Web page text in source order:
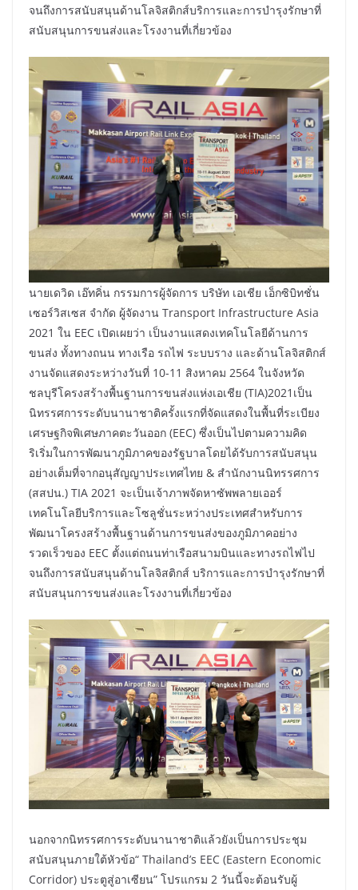
จนถึงการสนับสนุนด้านโลจิสติกส์บริการและการบำรุงรักษาที่
สนับสนุนการขนส่งและโรงงานที่เกี่ยวข้อง
นายเดวิด เอ๊ทคิ่น กรรมการผู้จัดการ บริษัท เอเชีย เอ็กซิบิทชั่น
เซอร์วิสเซส จำกัด ผู้จัดงาน Transport Infrastructure Asia
2021 ใน EEC เปิดเผยว่า เป็นงานแสดงเทคโนโลยีด้านการ
ขนส่ง ทั้งทางถนน ทางเรือ รถไฟ ระบบราง และด้านโลจิสติกส์
งานจัดแสดงระหว่างวันที่ 10-11 สิงหาคม 2564 ในจังหวัด
ชลบุรีโครงสร้างพื้นฐานการขนส่งแห่งเอเชีย (TIA)2021เป็น
นิทรรศการระดับนานาชาติครั้งแรกที่จัดแสดงในพื้นที่ระเบียง
เศรษฐกิจพิเศษภาคตะวันออก (EEC) ซึ่งเป็นไปตามความคิด
ริเริ่มในการพัฒนาภูมิภาคของรัฐบาลโดยได้รับการสนับสนุน
อย่างเต็มที่จากอนุสัญญาประเทศไทย & สำนักงานนิทรรศการ
(สสปน.) TIA 2021 จะเป็นเจ้าภาพจัดหาซัพพลายเออร์
เทคโนโลยีบริการและโซลูชั่นระหว่างประเทศสำหรับการ
พัฒนาโครงสร้างพื้นฐานด้านการขนส่งของภูมิภาคอย่าง
รวดเร็วของ EEC ตั้งแต่ถนนท่าเรือสนามบินและทางรถไฟไป
จนถึงการสนับสนุนด้านโลจิสติกส์ บริการและการบำรุงรักษาที่
สนับสนุนการขนส่งและโรงงานที่เกี่ยวข้อง
นอกจากนิทรรศการระดับนานาชาติแล้วยังเป็นการประชุม
สนับสนุนภายใต้หัวข้อ“ Thailand’s EEC (Eastern Economic
Corridor) ประตูสู่อาเซียน” โปรแกรม 2 วันนี้จะต้อนรับผู้